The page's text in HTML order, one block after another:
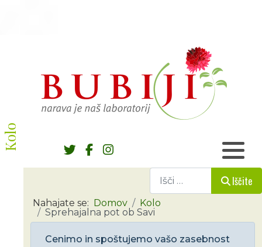
Kolo
Iščite
Nahajate se: Domov
Kolo
Sprehajalna pot ob Savi
Cenimo in spoštujemo vašo zasebnost